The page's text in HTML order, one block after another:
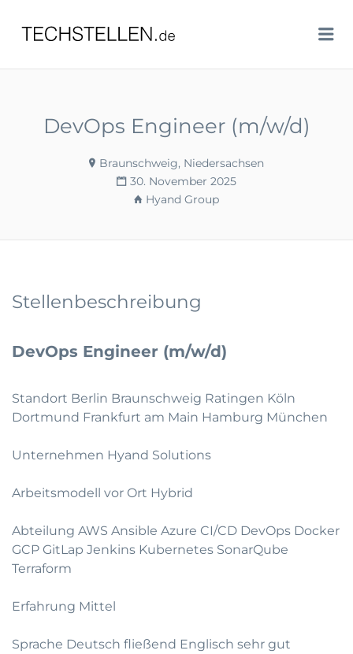
TECHSTELLEN.DE
DevOps Engineer (m/w/d)
Braunschweig, Niedersachsen
30. November 2025
Hyand Group
Stellenbeschreibung
DevOps Engineer (m/w/d)
Standort Berlin Braunschweig Ratingen Köln
Dortmund Frankfurt am Main Hamburg München
Unternehmen Hyand Solutions
Arbeitsmodell vor Ort Hybrid
Abteilung AWS Ansible Azure CI/CD DevOps Docker
GCP GitLap Jenkins Kubernetes SonarQube
Terraform
Erfahrung Mittel
Sprache Deutsch fließend Englisch sehr gut